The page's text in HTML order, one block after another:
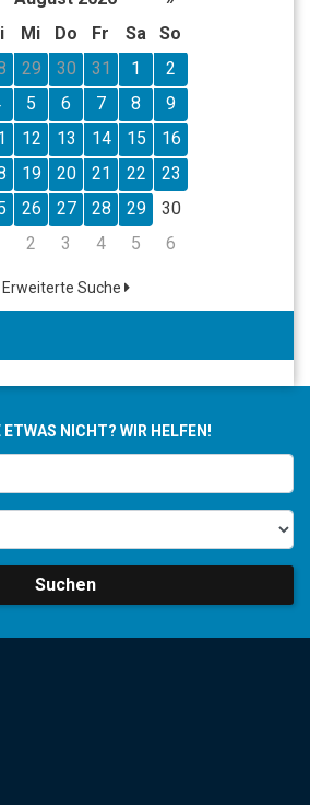
Mi Do Fr Sa
So
29 30 31 1
2
5 6 7 8
9
12 13 14 15
16
19 20 21 22
23
26 27 28 29
30
2 3 4 5 6
Erweiterte Suche
ETWAS NICHT? WIR HELFEN!
Suchen